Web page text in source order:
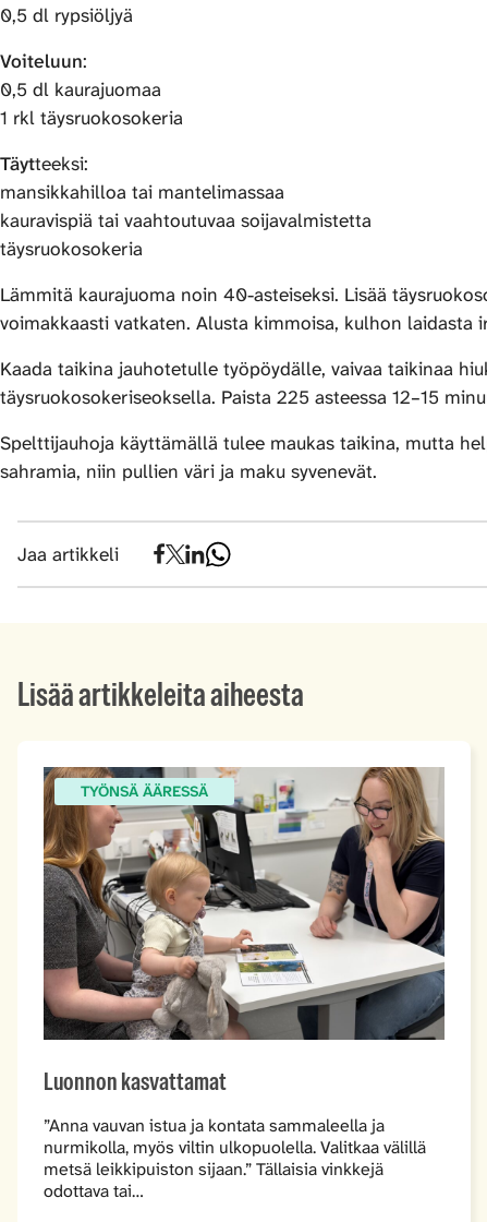
0,5 dl rypsiöljyä
Voiteluun:
0,5 dl kaurajuomaa
1 rkl täysruokosokeria
Täytteeksi:
mansikkahilloa tai mantelimassaa
kauravispiä tai vaahtoutuvaa soijavalmistetta
täysruokosokeria
Lämmitä kaurajuoma noin 40-asteiseksi. Lisää
voimakkaasti vatkaten. Alusta kimmoisa, kulhon laidasta
Kaada taikina jauhotetulle työpöydälle, vaivaa taikinaa
täysruokosokeriseoksella. Paista 225 asteessa 12–15
Spelttijauhoja käyttämällä tulee maukas taikina, mutta
sahramia, niin pullien väri ja maku syvenevät.
Jaa artikkeli
Lisää artikkeleita aiheesta
TYÖNSÄ ÄÄRESSÄ
Luonnon kasvattamat
”Anna vauvan istua ja kontata sammaleella ja
nurmikolla, myös viltin ulkopuolella. Valitkaa välillä
metsä leikkipuiston sijaan.” Tällaisia vinkkejä
odottava tai…